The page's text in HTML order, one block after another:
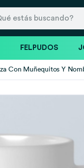
FELPUDOS
Con Muñequitos Y